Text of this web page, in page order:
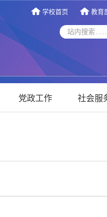
学校首页 教育
党政工作 社会服